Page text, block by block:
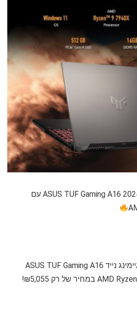
מחשב גיימינג נייד ASUS TUF Gaming A16 2024 עם
סקירת המוצר: מחשב גיימינג נייד ASUS TUF Gaming A16